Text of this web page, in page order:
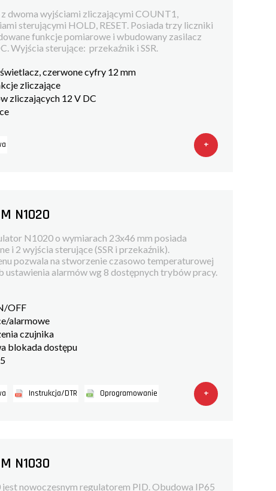
dwoma wyjściami zliczającymi COUNT1,
sterującymi HOLD, RESET. Posiada trzy liczniki
funkcje pomiarowe i wbudowany zasilacz
Wyjścia sterujące: przekaźnik i SSR.
czerwone cyfry 12 mm
zliczające
zliczających 12 V DC
+
N1020
N1020 o wymiarach 23x46 mm posiada
i 2 wyjścia sterujące (SSR i przekaźnik).
pozwala na stworzenie czasowo temperaturowej
ustawienia alarmów wg 8 dostępnych trybów pracy.
OFF
alarmowe
czujnika
blokada dostępu
Instrukcja/DTR Oprogramowanie +
N1030
nowoczesnym regulatorem PID. Obudowa IP65